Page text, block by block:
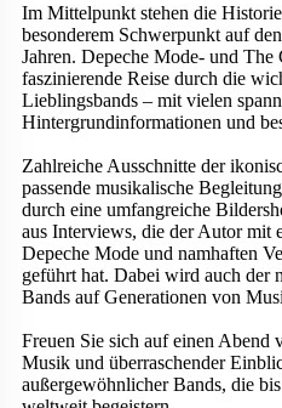
Im Mittelpunkt stehen die
besonderem Schwerpunkt auf
Jahren. Depeche Mode- und The
faszinierende Reise durch die
Lieblingsbands – mit vielen
Hintergrundinformationen und
Zahlreiche Ausschnitte der
passende musikalische
durch eine umfangreiche
aus Interviews, die der Autor mit
Depeche Mode und namhaften
geführt hat. Dabei wird auch der
Bands auf Generationen von
Freuen Sie sich auf einen Abend
Musik und überraschender
außergewöhnlicher Bands, die